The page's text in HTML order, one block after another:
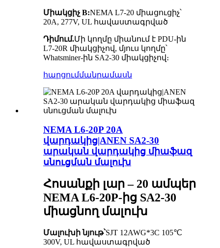
Միակցիչ B:NEMA L7-20 միացուցիչ՝
20A, 277V, UL հավաստագրված
Դիմում.Մի կողմը միանում է PDU-ին
L7-20R միակցիչով, մյուս կողմը՝
Whatsminer-ին SA2-30 միակցիչով։
հարցումմանրամասն
NEMA L6-20P 20A
վարդակից|ANEN SA2-30
արական վարդակից միաֆազ
սնուցման մալուխ
Հոսանքի լար – 20 ամպեր
NEMA L6-20P-ից SA2-30
միացնող մալուխ
Մալուխի նյութ՝SJT 12AWG*3C 105℃
300V, UL հավաստագրված